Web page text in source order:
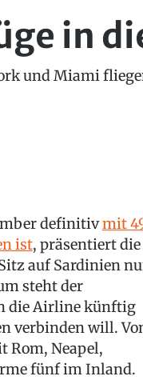
in
und Miami
definitivmit
ist, präsentiert die
auf Sardinien
steht der
die Airline künftig
verbinden will.
Rom, Neapel,
fünf im Inland.